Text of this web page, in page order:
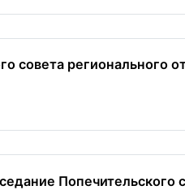
совета регионального
Попечительского